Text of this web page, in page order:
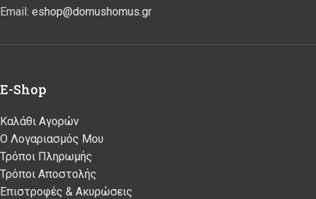
Email: eshop@domushomus.gr
E-Shop
Καλάθι Αγορών
Ο Λογαριασμός Μου
Τρόποι Πληρωμής
Τρόποι Αποστολής
Επιστροφές & Ακυρώσεις